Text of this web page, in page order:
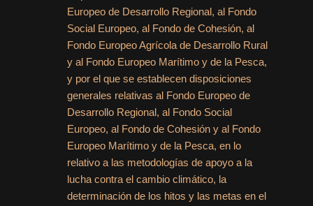
Europeo de Desarrollo Regional, al Fondo
Social Europeo, al Fondo de Cohesión, al
Fondo Europeo Agrícola de Desarrollo Rural
y al Fondo Europeo Marítimo y de la Pesca,
y por el que se establecen disposiciones
generales relativas al Fondo Europeo de
Desarrollo Regional, al Fondo Social
Europeo, al Fondo de Cohesión y al Fondo
Europeo Marítimo y de la Pesca, en lo
relativo a las metodologías de apoyo a la
lucha contra el cambio climático, la
determinación de los hitos y las metas en el